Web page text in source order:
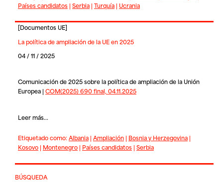
Países candidatos| Serbia| Turquía| Ucrania
[Documentos UE]
La política de ampliación de la UE en 2025
04 / 11 / 2025
Comunicación de 2025 sobre la política de ampliación de la Unión
Europea | COM(2025) 690 final, 04.11.2025
Leer más...
Etiquetado como:Albania| Ampliación| Bosnia y Herzegovina|
Kosovo| Montenegro| Países candidatos| Serbia
BÚSQUEDA